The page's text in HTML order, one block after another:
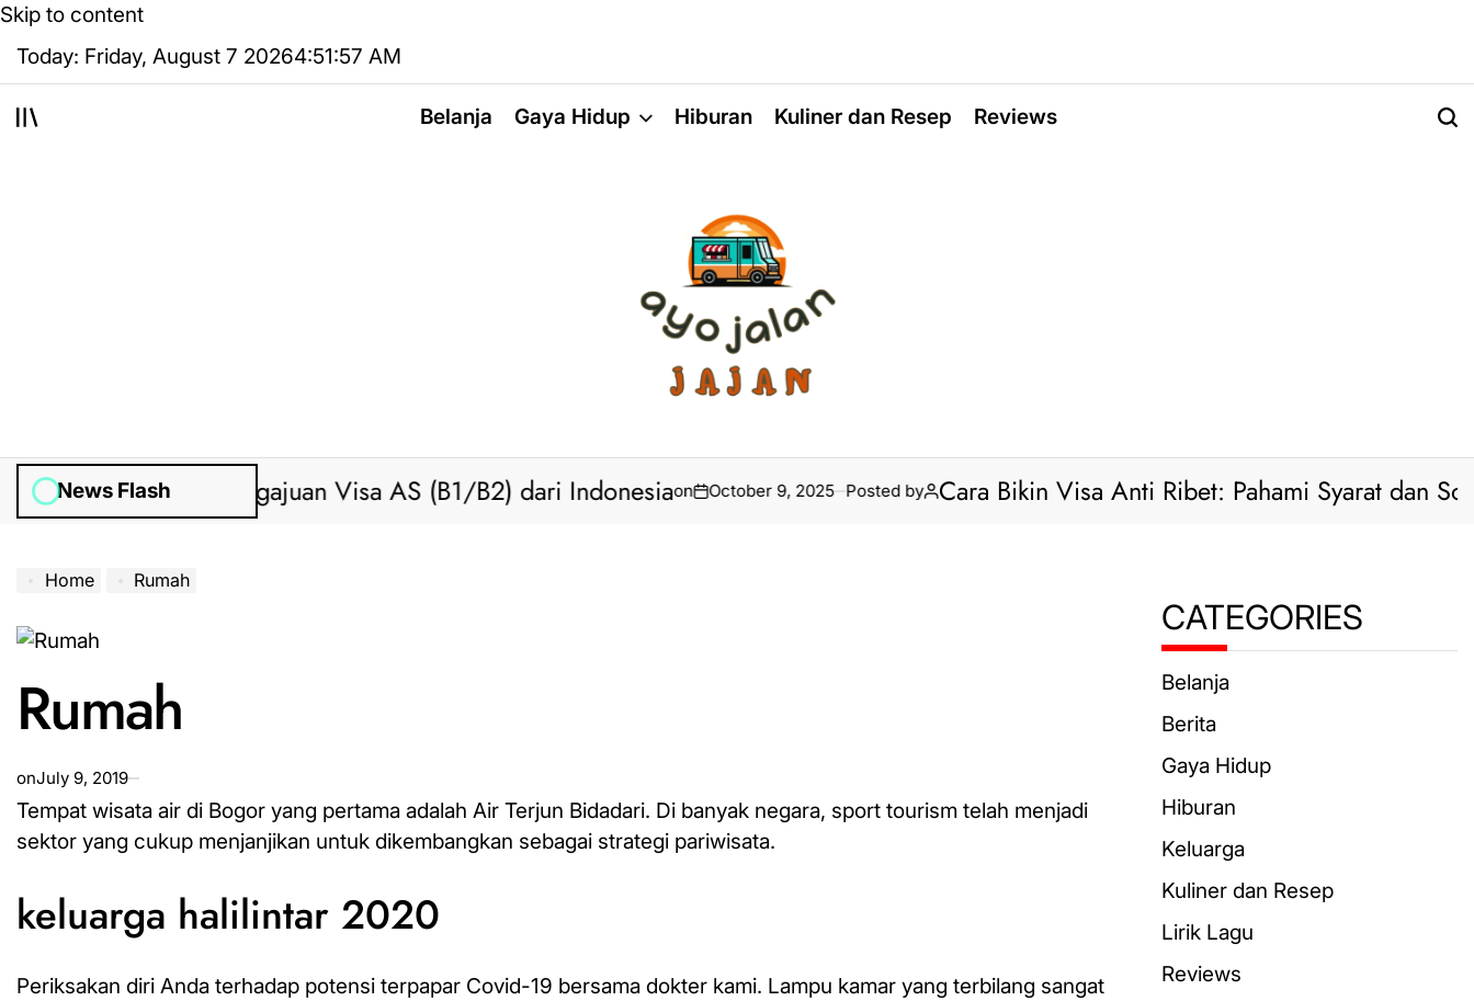
Skip to content
Today: Friday, August 7 20264:51:58 AM
Belanja Gaya Hidup Hiburan Kuliner dan Resep Reviews
News Flash
by Bantuan Pengajuan Visa AS (B1/B2) dari Indonesiaon October 9, 2025 Posted by Cara Bikin Visa Anti Ribet: Pahami Syarat dan Solusi
Home Rumah
Rumah
onJuly 9, 2019
Tempat wisata air di Bogor yang pertama adalah Air Terjun Bidadari. Di banyak negara, sport tourism telah menjadi
sektor yang cukup menjanjikan untuk dikembangkan sebagai strategi pariwisata.
keluarga halilintar 2020
Periksakan diri Anda terhadap potensi terpapar Covid-19 bersama dokter kami. Lampu kamar yang terbilang sangat
CATEGORIES
Belanja
Berita
Gaya Hidup
Hiburan
Keluarga
Kuliner dan Resep
Lirik Lagu
Reviews